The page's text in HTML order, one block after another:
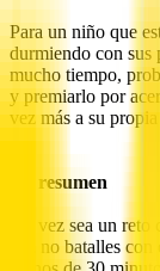
Para un niño que
durmiendo con sus
mucho tiempo,
y premiarlo por
vez más a su
En resumen
Tal vez sea un
vez no batalles